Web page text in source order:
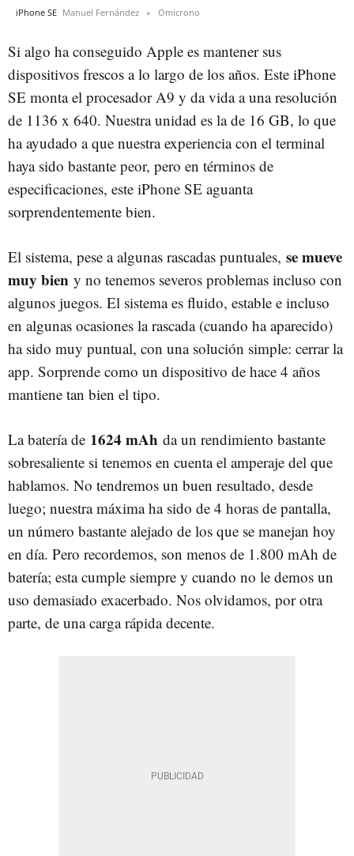
iPhone SE Manuel Fernández Omicrono
Si algo ha conseguido Apple es mantener sus
dispositivos frescos a lo largo de los años. Este iPhone
SE monta el procesador A9 y da vida a una resolución
de 1136 x 640. Nuestra unidad es la de 16 GB, lo que
ha ayudado a que nuestra experiencia con el terminal
haya sido bastante peor, pero en términos de
especificaciones, este iPhone SE aguanta
sorprendentemente bien.
El sistema, pese a algunas rascadas puntuales, se mueve
muy bien y no tenemos severos problemas incluso con
algunos juegos. El sistema es fluido, estable e incluso
en algunas ocasiones la rascada (cuando ha aparecido)
ha sido muy puntual, con una solución simple: cerrar la
app. Sorprende como un dispositivo de hace 4 años
mantiene tan bien el tipo.
La batería de 1624 mAh da un rendimiento bastante
sobresaliente si tenemos en cuenta el amperaje del que
hablamos. No tendremos un buen resultado, desde
luego; nuestra máxima ha sido de 4 horas de pantalla,
un número bastante alejado de los que se manejan hoy
en día. Pero recordemos, son menos de 1.800 mAh de
batería; esta cumple siempre y cuando no le demos un
uso demasiado exacerbado. Nos olvidamos, por otra
parte, de una carga rápida decente.